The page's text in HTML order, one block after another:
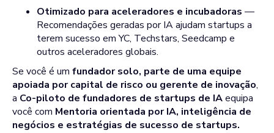
Otimizado para aceleradores e incubadoras —
Recomendações geradas por IA ajudam startups a
terem sucesso em YC, Techstars, Seedcamp e
outros aceleradores globais.
Se você é um fundador solo, parte de uma equipe
apoiada por capital de risco ou gerente de inovação,
a Co-piloto de fundadores de startups de IAequipa
você com Mentoria orientada por IA, inteligência de
negócios e estratégias de sucesso de startups.